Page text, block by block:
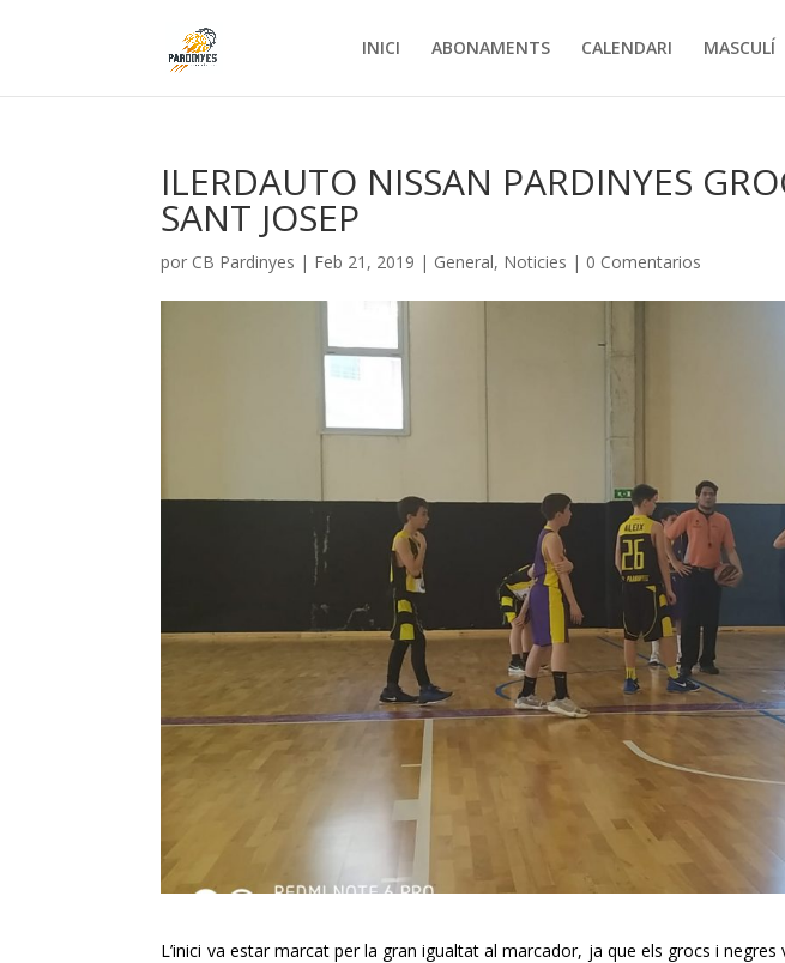
INICI ABONAMENTS CALENDARI MASCULÍ
ILERDAUTO NISSAN PARDINYES
SANT JOSEP
por CB Pardinyes | Feb 21, 2019 | General, Noticies | 0 Comentarios
L’inici va estar marcat per la gran igualtat al marcador, ja que els grocs i